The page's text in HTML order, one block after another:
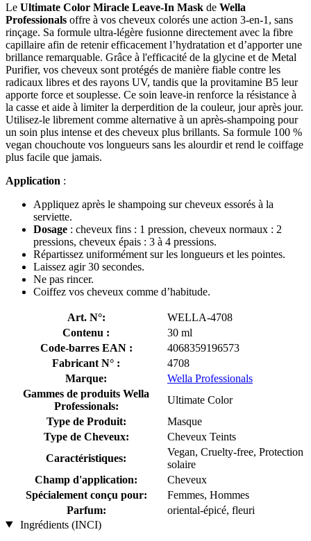
Le Ultimate Color Miracle Leave-In Mask de Wella
Professionals offre à vos cheveux colorés une action 3-en-1, sans
rinçage. Sa formule ultra-légère fusionne directement avec la fibre
capillaire afin de retenir efficacement l’hydratation et d’apporter une
brillance remarquable. Grâce à l'efficacité de la glycine et de Metal
Purifier, vos cheveux sont protégés de manière fiable contre les
radicaux libres et des rayons UV, tandis que la provitamine B5 leur
apporte force et souplesse. Ce soin leave-in renforce la résistance à
la casse et aide à limiter la derperdition de la couleur, jour après jour.
Utilisez-le librement comme alternative à un après-shampoing pour
un soin plus intense et des cheveux plus brillants. Sa formule 100 %
vegan chouchoute vos longueurs sans les alourdir et rend le coiffage
plus facile que jamais.
Application :
Appliquez après le shampoing sur cheveux essorés à la
serviette.
Dosage : cheveux fins : 1 pression, cheveux normaux : 2
pressions, cheveux épais : 3 à 4 pressions.
Répartissez uniformément sur les longueurs et les pointes.
Laissez agir 30 secondes.
Ne pas rincer.
Coiffez vos cheveux comme d’habitude.
Art. N°:
WELLA-4708
Contenu :
30 ml
Code-barres EAN :
4068359196573
Fabricant N° :
4708
Marque:
Wella Professionals
Gammes de produits Wella
Professionals:
Ultimate Color
Type de Produit:
Masque
Type de Cheveux:
Cheveux Teints
Caractéristiques:
Vegan, Cruelty-free, Protection
solaire
Champ d'application:
Cheveux
Spécialement conçu pour:
Femmes, Hommes
Parfum:
oriental-épicé, fleuri
Ingrédients (INCI)